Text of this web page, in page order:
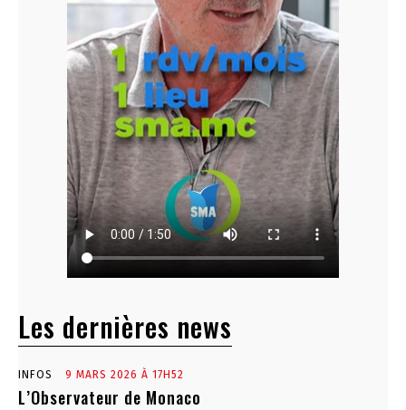
Les dernières news
INFOS 9 MARS 2026 À 17H52
L’Observateur de Monaco